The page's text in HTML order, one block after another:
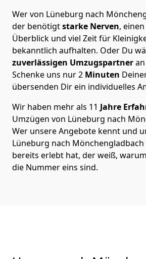
Wer von Lüneburg nach
der benötigtstarke Nerven,
Überblick und viel Zeit für
bekanntlich aufhalten. Oder Du
zuverlässigen Umzugspartner
Schenke uns nur2 Minuten
übersenden Dir ein individuelles
Wir haben mehr als 11 Jahre
Umzügen von Lüneburg nach
Wer unsere Angebote kennt und
Lüneburg nach Mönchen­gladbach
bereits erlebt hat, der weiß,
die Nummer eins sind.